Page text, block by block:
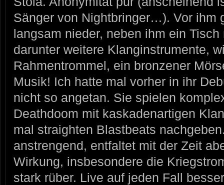
Sänger von Nightbringer…). Vor ihm
langsam nieder, neben ihm ein
darunter weitere Klanginstrumente,
Rahmentrommel, ein bronzener
Musik! Ich hatte mal vorher in ihr
nicht so angetan. Sie spielen
Deathdoom mit kaskadenartigen
mal straighten Blastbeats
anstrengend, entfaltet mit der Zeit
Wirkung, insbesondere die
stark rüber. Live auf jeden Fall